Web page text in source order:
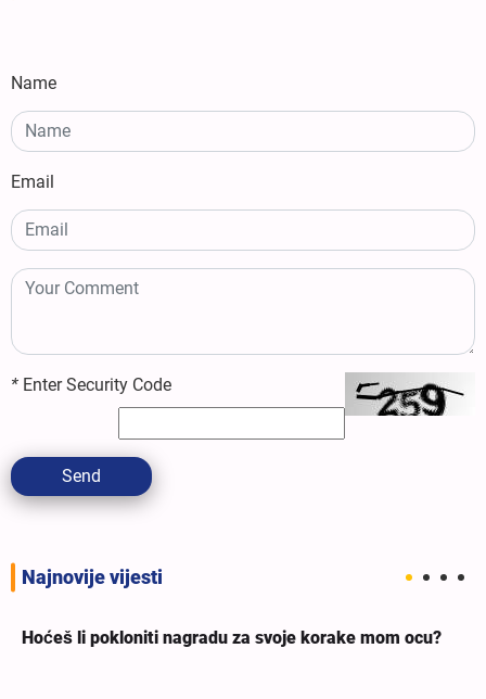
Name
Email
* Enter Security Code
Send
Najnovije vijesti
Hoćeš li pokloniti nagradu za svoje korake mom ocu?